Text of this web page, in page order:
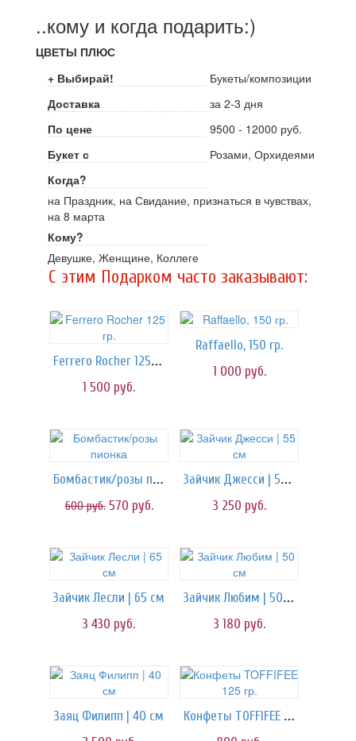
..кому и когда подарить:)
ЦВЕТЫ ПЛЮС
+ Выбирай!
Букеты/композиции
Доставка
за 2-3 дня
По цене
9500 - 12000 руб.
Букет с
Розами, Орхидеями
Когда?
на Праздник, на Свидание, признаться в чувствах,
на 8 марта
Кому?
Девушке, Женщине, Коллеге
C этим Подарком часто заказывают:
Ferrero Rocher 125 гр.
1 500 руб.
Raffaello, 150 гр.
1 000 руб.
Бомбастик/розы пионка
600руб. 570 руб.
Зайчик Джесси | 55 см
3 250 руб.
Зайчик Лесли | 65 см
3 430 руб.
Зайчик Любим | 50 см
3 180 руб.
Заяц Филипп | 40 см
Конфеты TOFFIFEE 125 гр.